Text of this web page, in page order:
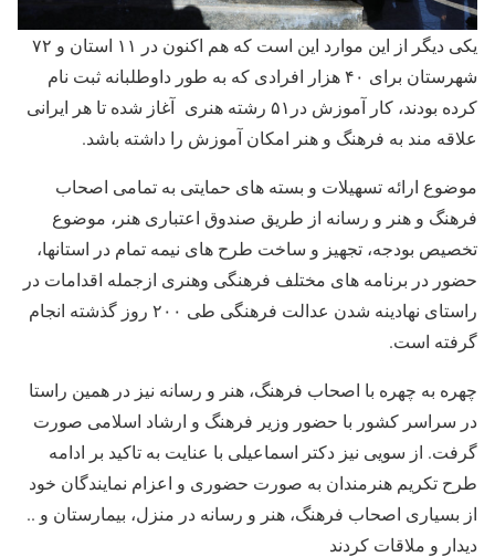
یکی دیگر از این موارد این است که هم اکنون در ۱۱ استان و ۷۲
شهرستان برای ۴۰ هزار افرادی که به طور داوطلبانه ثبت نام
کرده بودند، کار آموزش در۵۱ رشته هنری آغاز شده تا هر ایرانی
علاقه مند به فرهنگ و هنر امکان آموزش را داشته باشد.
موضوع ارائه تسهیلات و بسته های حمایتی به تمامی اصحاب
فرهنگ و هنر و رسانه از طریق صندوق اعتباری هنر، موضوع
تخصیص بودجه، تجهیز و ساخت طرح های نیمه تمام در استانها،
حضور در برنامه های مختلف فرهنگی وهنری ازجمله اقدامات در
راستای نهادینه شدن عدالت فرهنگی طی ۲۰۰ روز گذشته انجام
گرفته است.
چهره به چهره با اصحاب فرهنگ، هنر و رسانه نیز در همین راستا
در سراسر کشور با حضور وزیر فرهنگ و ارشاد اسلامی صورت
گرفت. از سویی نیز دکتر اسماعیلی با عنایت به تاکید بر ادامه
طرح تکریم هنرمندان به صورت حضوری و اعزام نمایندگان خود
از بسیاری اصحاب فرهنگ، هنر و رسانه در منزل، بیمارستان و ..
دیدار و ملاقات کردند